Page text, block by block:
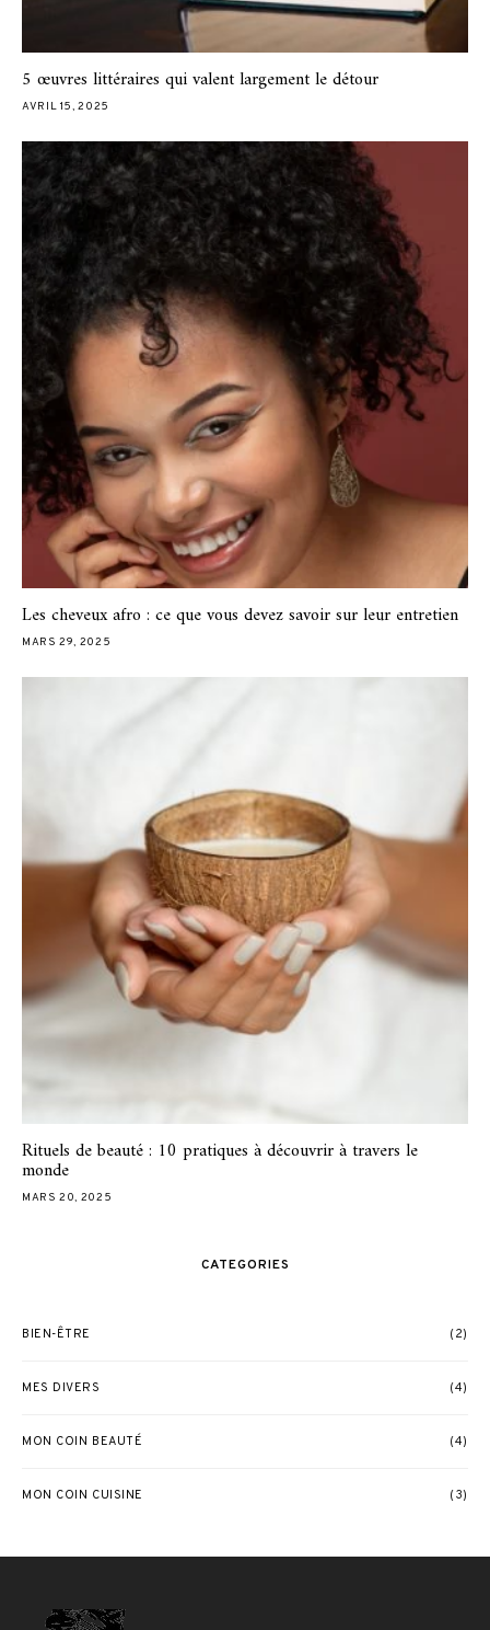
5 œuvres littéraires qui valent largement le détour
AVRIL 15, 2025
Les cheveux afro : ce que vous devez savoir sur leur entretien
MARS 29, 2025
Rituels de beauté : 10 pratiques à découvrir à travers le
monde
MARS 20, 2025
CATEGORIES
BIEN-ÊTRE (2)
MES DIVERS (4)
MON COIN BEAUTÉ (4)
MON COIN CUISINE (3)